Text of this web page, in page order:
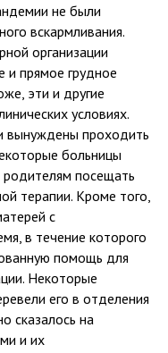
не были
вскармливания.
организации
и прямое грудное
эти и другие
условиях.
вынуждены проходить
больницы
посещать
терапии. Кроме того,
с
в течение которого
помощь для
Некоторые
его в отделения
сказалось на
и их